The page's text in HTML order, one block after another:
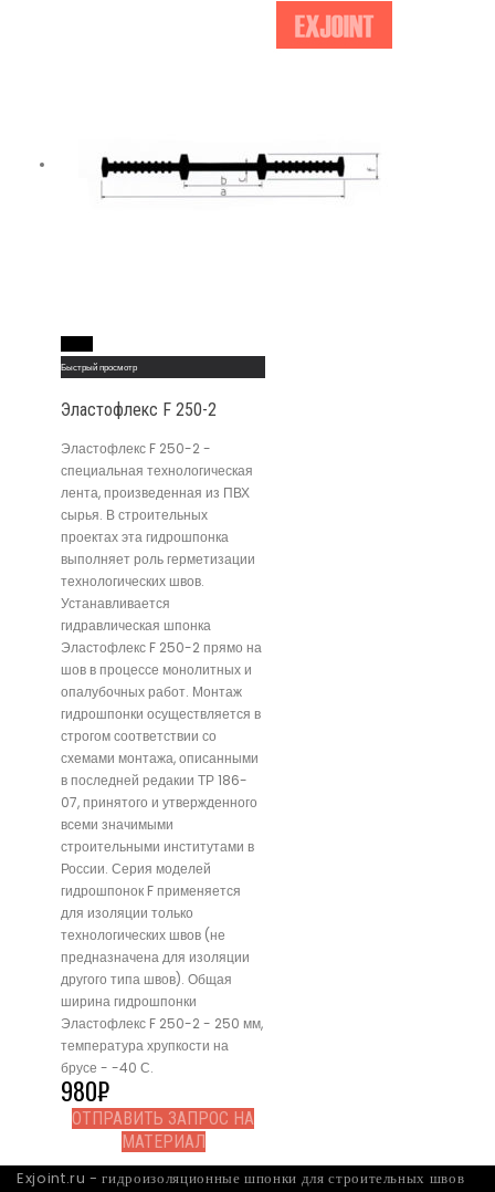
Быстрый просмотр
Эластофлекс F 250-2
Эластофлекс F 250-2 -
специальная технологическая
лента, произведенная из ПВХ
сырья. В строительных
проектах эта гидрошпонка
выполняет роль герметизации
технологических швов.
Устанавливается
гидравлическая шпонка
Эластофлекс F 250-2 прямо на
шов в процессе монолитных и
опалубочных работ. Монтаж
гидрошпонки осуществляется в
строгом соответствии со
схемами монтажа, описанными
в последней редакии ТР 186-
07, принятого и утвержденного
всеми значимыми
строительными институтами в
России. Серия моделей
гидрошпонок F применяется
для изоляции только
технологических швов (не
предназначена для изоляции
другого типа швов). Общая
ширина гидрошпонки
Эластофлекс F 250-2 - 250 мм,
температура хрупкости на
брусе - -40 С.
980₽
ОТПРАВИТЬ ЗАПРОС НА
МАТЕРИАЛ
Exjoint.ru - гидроизоляционные шпонки для строительных швов